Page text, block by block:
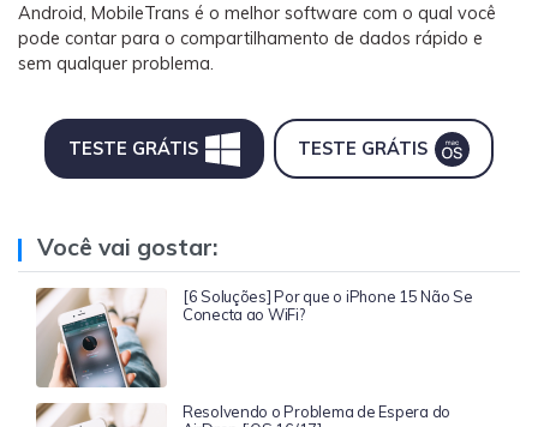
Android, MobileTrans é o melhor software com o qual você
pode contar para o compartilhamento de dados rápido e
sem qualquer problema.
TESTE GRÁTIS TESTE GRÁTIS
Você vai gostar:
[6 Soluções] Por que o iPhone 15 Não Se
Conecta ao WiFi?
Resolvendo o Problema de Espera do